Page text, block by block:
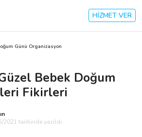
HİZMET VER
Günü Organizasyon
Bebek Doğum
Fikirleri
2021 tarihinde yazıldı.